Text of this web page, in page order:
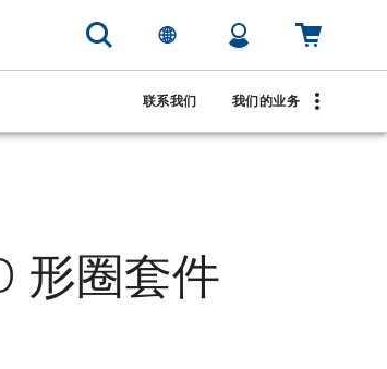
联系我们 我们的业务
形圈套件